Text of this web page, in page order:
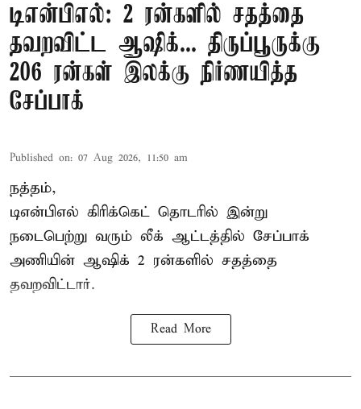
டிஎன்பிஎல்: 2 ரன்களில் சதத்தை
தவறவிட்ட ஆஷிக்... திருப்பூருக்கு
206 ரன்கள் இலக்கு நிர்ணயித்த
சேப்பாக்
Published on: 07 Aug 2026, 11:50 am
நத்தம்,
டிஎன்பிஎல் கிரிக்கெட் தொடரில் இன்று
நடைபெற்று வரும் லீக் ஆட்டத்தில் சேப்பாக்
அணியின் ஆஷிக் 2 ரன்களில் சதத்தை
தவறவிட்டார்.
Read More